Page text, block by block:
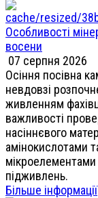
Особливості
восени
07 серпня 2026
Осіння посівна
невдовзі
живленням
важливості
насіннєвого
амінокислотами
мікроелементами
підживлень.
Більше інформації